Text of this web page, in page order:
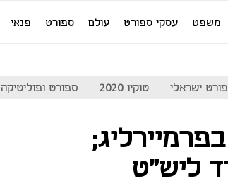
משפט עסקי ספורט עולם ספורט פנאי
ישראלי טוקיו 2020 ספורט ופוליטיקה
ליש"ט